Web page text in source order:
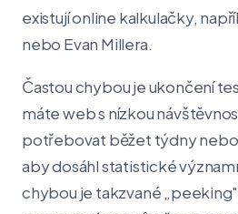
existují online kalkulačky,
nebo Evan Millera.
Častou chybou je ukončení
máte web s nízkou
potřebovat běžet týdny
aby dosáhl statistické
chybou je takzvané